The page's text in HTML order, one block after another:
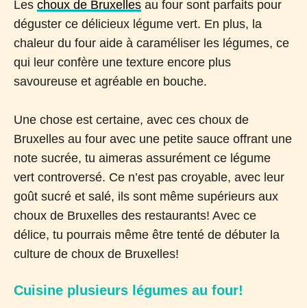
Les choux de Bruxelles au four sont parfaits pour
déguster ce délicieux légume vert. En plus, la
chaleur du four aide à caraméliser les légumes, ce
qui leur confère une texture encore plus
savoureuse et agréable en bouche.
Une chose est certaine, avec ces choux de
Bruxelles au four avec une petite sauce offrant une
note sucrée, tu aimeras assurément ce légume
vert controversé. Ce n’est pas croyable, avec leur
goût sucré et salé, ils sont même supérieurs aux
choux de Bruxelles des restaurants! Avec ce
délice, tu pourrais même être tenté de débuter la
culture de choux de Bruxelles!
Cuisine plusieurs légumes au four!